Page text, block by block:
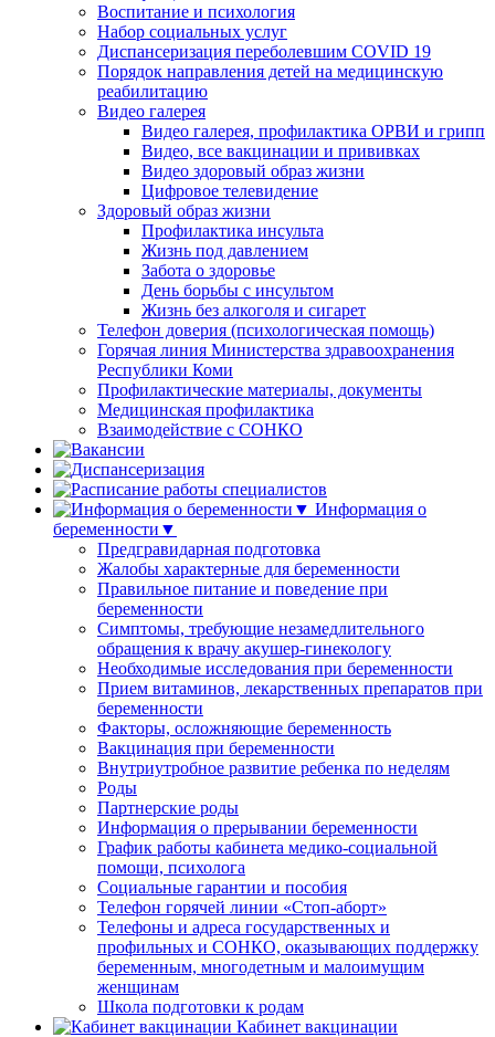
Воспитание и психология
Набор социальных услуг
Диспансеризация переболевшим COVID 19
Порядок направления детей на медицинскую
реабилитацию
Видео галерея
Видео галерея, профилактика ОРВИ и грипп
Видео, все вакцинации и прививках
Видео здоровый образ жизни
Цифровое телевидение
Здоровый образ жизни
Профилактика инсульта
Жизнь под давлением
Забота о здоровье
День борьбы с инсультом
Жизнь без алкоголя и сигарет
Телефон доверия (психологическая помощь)
Горячая линия Министерства здравоохранения
Республики Коми
Профилактические материалы, документы
Медицинская профилактика
Взаимодействие с СОНКО
Информация о
беременности▼
Предгравидарная подготовка
Жалобы характерные для беременности
Правильное питание и поведение при
беременности
Симптомы, требующие незамедлительного
обращения к врачу акушер-гинекологу
Необходимые исследования при беременности
Прием витаминов, лекарственных препаратов при
беременности
Факторы, осложняющие беременность
Вакцинация при беременности
Внутриутробное развитие ребенка по неделям
Роды
Партнерские роды
Информация о прерывании беременности
График работы кабинета медико-социальной
помощи, психолога
Социальные гарантии и пособия
Телефон горячей линии «Стоп-аборт»
Телефоны и адреса государственных и
профильных и СОНКО, оказывающих поддержку
беременным, многодетным и малоимущим
женщинам
Школа подготовки к родам
Кабинет вакцинации